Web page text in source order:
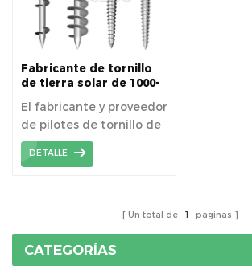
Fabricante de tornillo
de tierra solar de 1000-
El fabricante y proveedor
de pilotes de tornillo de
tierra solar de 1000-
3000 mm
DETALLE
Un total de 1 paginas
CATEGORÍAS